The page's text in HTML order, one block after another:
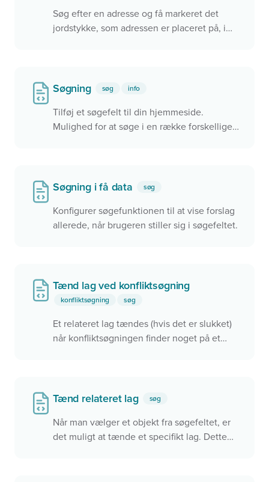
Søg efter en adresse og få markeret det
jordstykke, som adressen er placeret på, i
Søgning søg info
Tilføj et søgefelt til din hjemmeside.
Mulighed for at søge i en række forskellige
Søgning i få data søg
Konfigurer søgefunktionen til at vise forslag
allerede, når brugeren stiller sig i søgefeltet.
Tænd lag ved konfliktsøgning
konfliktsøgning søg
Et relateret lag tændes (hvis det er slukket)
når konfliktsøgningen finder noget på et
Tænd relateret lag søg
Når man vælger et objekt fra søgefeltet, er
det muligt at tænde et specifikt lag. Dette